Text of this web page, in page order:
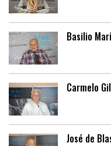
Basilio
Carmelo
José de